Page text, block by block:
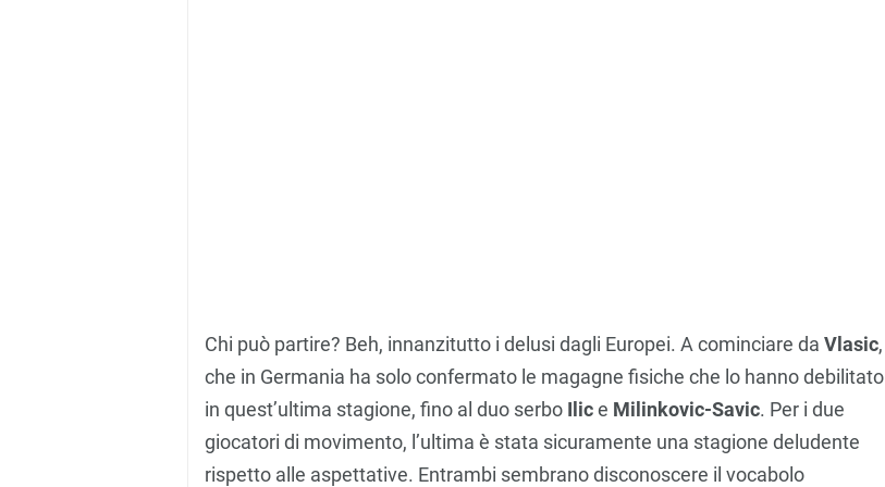
Chi può partire? Beh, innanzitutto i delusi dagli Europei. A cominciare da Vlasic,
che in Germania ha solo confermato le magagne fisiche che lo hanno debilitato
in quest’ultima stagione, fino al duo serbo Ilice Milinkovic-Savic. Per i due
giocatori di movimento, l’ultima è stata sicuramente una stagione deludente
rispetto alle aspettative. Entrambi sembrano disconoscere il vocabolo